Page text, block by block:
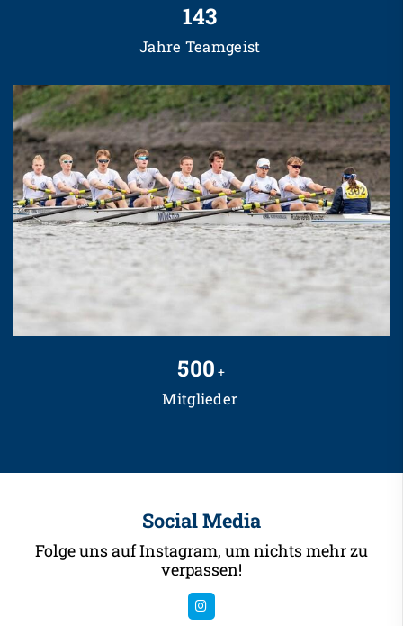
143
Jahre Teamgeist
500 +
Mitglieder
Social Media
Folge uns auf Instagram, um nichts mehr zu
verpassen!